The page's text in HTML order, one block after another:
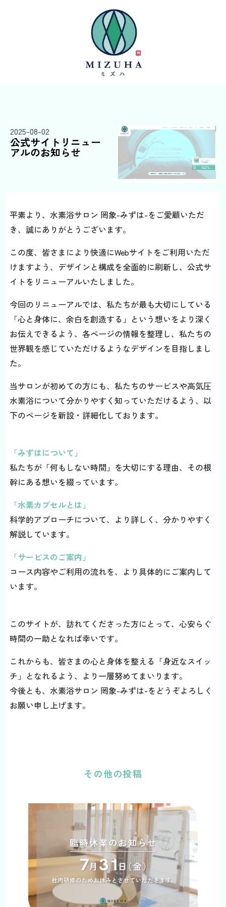
2025-08-02
公式サイトリニュー
アルのお知らせ
平素より、水素浴サロン 罔象-みずは-をご愛顧いただ
き、誠にありがとうございます。
この度、皆さまにより快適にWebサイトをご利用いただ
けますよう、デザインと構成を全面的に刷新し、公式サ
イトをリニューアルいたしました。
今回のリニューアルでは、私たちが最も大切にしている
「心と身体に、余白を創造する」という想いをより深く
お伝えできるよう、各ページの情報を整理し、私たちの
世界観を感じていただけるようなデザインを目指しまし
た。
当サロンが初めての方にも、私たちのサービスや高気圧
水素浴について分かりやすく知っていただけるよう、以
下のページを新設・詳細化しております。
「みずはについて」
私たちが「何もしない時間」を大切にする理由、その根
幹にある想いを綴っています。
「水素カプセルとは」
科学的アプローチについて、より詳しく、分かりやすく
解説しています。
「サービスのご案内」
コース内容やご利用の流れを、より具体的にご案内して
います。
このサイトが、訪れてくださった方にとって、心安らぐ
時間の一助となれば幸いです。
これからも、皆さまの心と身体を整える「身近なスイッ
チ」となれるよう、より一層努めてまいります。
今後とも、水素浴サロン 罔象-みずは-をどうぞよろしく
お願い申し上げます。
その他の投稿